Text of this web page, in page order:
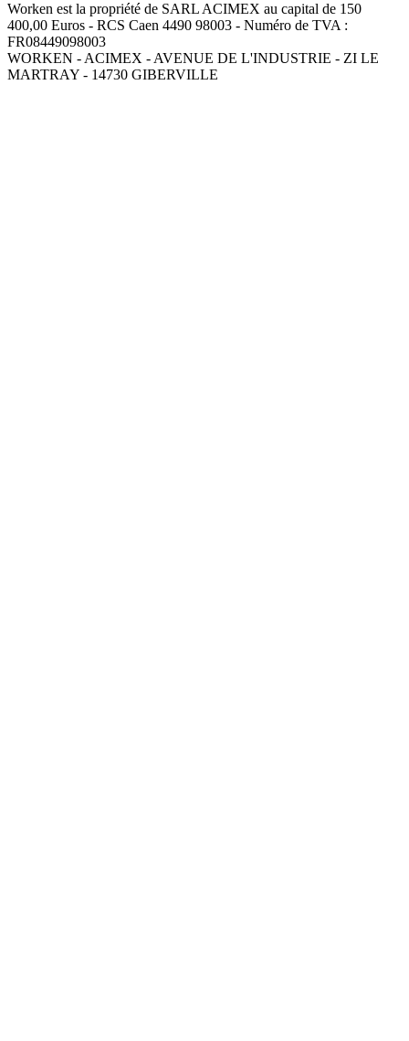
Worken est la propriété de SARL ACIMEX au capital de 150
400,00 Euros - RCS Caen 4490 98003 - Numéro de TVA :
FR08449098003
WORKEN - ACIMEX - AVENUE DE L'INDUSTRIE - ZI LE
MARTRAY - 14730 GIBERVILLE